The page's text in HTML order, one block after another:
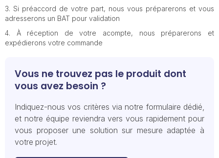
Si préaccord de votre part, nous vous préparerons et vous
adresserons un BAT pour validation
À réception de votre acompte, nous préparerons et
expédierons votre commande
Vous ne trouvez pas le produit dont
vous avez besoin ?
Indiquez-nous vos critères via notre formulaire dédié,
et notre équipe reviendra vers vous rapidement pour
vous proposer une solution sur mesure adaptée à
votre projet.